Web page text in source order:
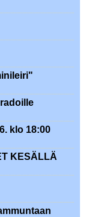
klo 18:00
KESÄLLÄ